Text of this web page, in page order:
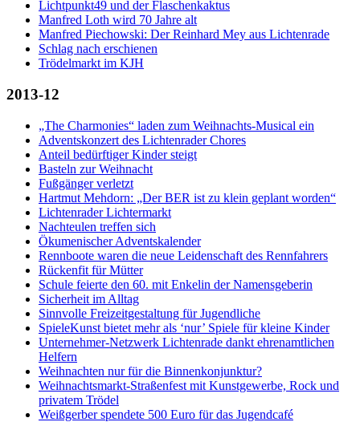
Lichtpunkt49 und der Flaschenkaktus
Manfred Loth wird 70 Jahre alt
Manfred Piechowski: Der Reinhard Mey aus Lichtenrade
Schlag nach erschienen
Trödelmarkt im KJH
2013-12
„The Charmonies“ laden zum Weihnachts-Musical ein
Adventskonzert des Lichtenrader Chores
Anteil bedürftiger Kinder steigt
Basteln zur Weihnacht
Fußgänger verletzt
Hartmut Mehdorn: „Der BER ist zu klein geplant worden“
Lichtenrader Lichtermarkt
Nachteulen treffen sich
Ökumenischer Adventskalender
Rennboote waren die neue Leidenschaft des Rennfahrers
Rückenfit für Mütter
Schule feierte den 60. mit Enkelin der Namensgeberin
Sicherheit im Alltag
Sinnvolle Freizeitgestaltung für Jugendliche
SpieleKunst bietet mehr als ‘nur’ Spiele für kleine Kinder
Unternehmer-Netzwerk Lichtenrade dankt ehrenamtlichen
Helfern
Weihnachten nur für die Binnenkonjunktur?
Weihnachtsmarkt-Straßenfest mit Kunstgewerbe, Rock und
privatem Trödel
Weißgerber spendete 500 Euro für das Jugendcafé